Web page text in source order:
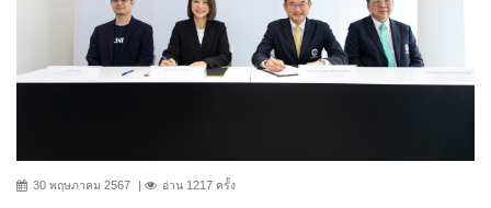
30 พฤษภาคม 2567 อ่าน 1217 ครั้ง